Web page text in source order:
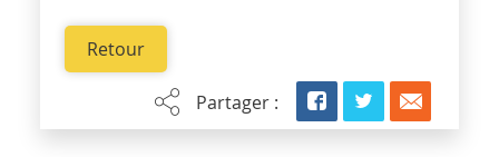
Retour
Partager :